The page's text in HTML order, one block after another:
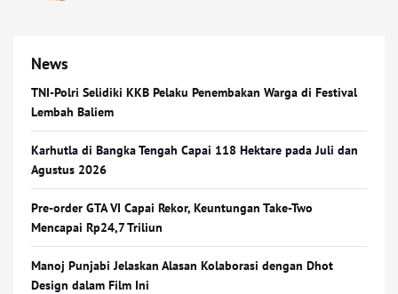
News
TNI-Polri Selidiki KKB Pelaku Penembakan Warga di Festival
Lembah Baliem
Karhutla di Bangka Tengah Capai 118 Hektare pada Juli dan
Agustus 2026
Pre-order GTA VI Capai Rekor, Keuntungan Take-Two
Mencapai Rp24,7 Triliun
Manoj Punjabi Jelaskan Alasan Kolaborasi dengan Dhot
Design dalam Film Ini